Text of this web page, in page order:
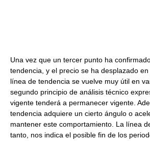
Una vez que un tercer punto ha
tendencia, y el precio se ha desplazado
línea de tendencia se vuelve muy útil en
segundo principio de análisis técnico
vigente tenderá a permanecer vigente.
tendencia adquiere un cierto ángulo o
mantener este comportamiento. La línea
tanto, nos indica el posible fin de los